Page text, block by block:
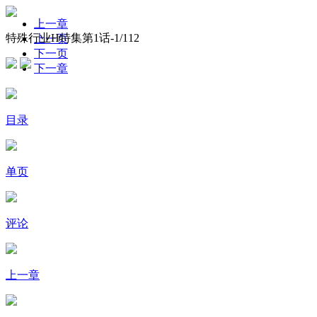
特殊行业H特集第1话-1/112
上一章
上一页
下一页
下一章
目录
单页
评论
上一章